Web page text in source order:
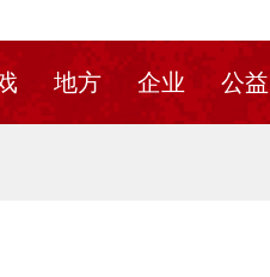
地方 企业 公益